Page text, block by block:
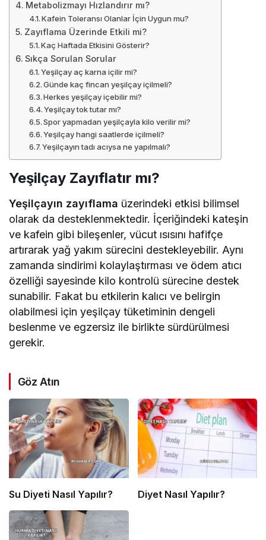
Metabolizmayı Hızlandırır mı?
Kafein Toleransı Olanlar İçin Uygun mu?
Zayıflama Üzerinde Etkili mi?
Kaç Haftada Etkisini Gösterir?
Sıkça Sorulan Sorular
Yeşilçay aç karna içilir mi?
Günde kaç fincan yeşilçay içilmeli?
Herkes yeşilçay içebilir mi?
Yeşilçay tok tutar mı?
Spor yapmadan yeşilçayla kilo verilir mi?
Yeşilçay hangi saatlerde içilmeli?
Yeşilçayın tadı acıysa ne yapılmalı?
Yeşilçay Zayıflatır mı?
Yeşilçayın zayıflama üzerindeki etkisi bilimsel
olarak da desteklenmektedir. İçeriğindeki kateşin
ve kafein gibi bileşenler, vücut ısısını hafifçe
artırarak yağ yakım sürecini destekleyebilir. Aynı
zamanda sindirimi kolaylaştırması ve ödem atıcı
özelliği sayesinde kilo kontrolü sürecine destek
sunabilir. Fakat bu etkilerin kalıcı ve belirgin
olabilmesi için yeşilçay tüketiminin dengeli
beslenme ve egzersiz ile birlikte sürdürülmesi
gerekir.
Göz Atın
Su Diyeti Nasıl Yapılır? Diyet Nasıl Yapılır?